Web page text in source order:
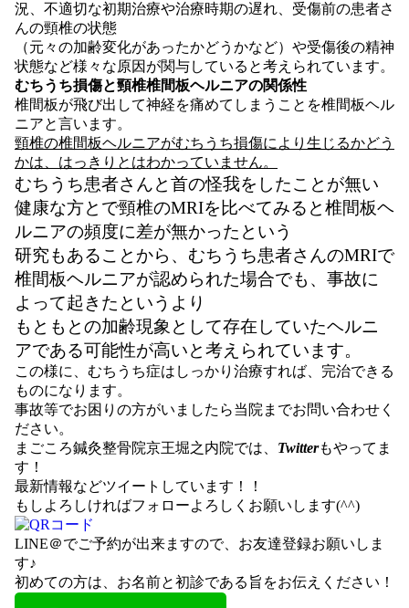
況、不適切な初期治療や治療時期の遅れ、受傷前の患者さ
んの頸椎の状態
（元々の加齢変化があったかどうかなど）や受傷後の精神
状態など様々な原因が関与していると考えられています。
むちうち損傷と頸椎椎間板ヘルニアの関係性
椎間板が飛び出して神経を痛めてしまうことを椎間板ヘル
ニアと言います。
頸椎の椎間板ヘルニアがむちうち損傷により生じるかどう
かは、はっきりとはわかっていません。
むちうち患者さんと首の怪我をしたことが無い
健康な方とで頸椎のMRIを比べてみると椎間板ヘ
ルニアの頻度に差が無かった という
研究もあることから、むちうち患者さんのMRIで
椎間板ヘルニアが認められた場合でも、事故に
よって起きたというより
もともとの加齢現象として存在していたヘルニ
アである可能性が高いと考えられています。
この様に、むちうち症はしっかり治療すれば、完治できる
ものになります。
事故等でお困りの方がいましたら当院までお問い合わせく
ださい。
まごころ鍼灸整骨院京王堀之内院では、 Twitterもやってま
す！
最新情報などツイートしています！！
もしよろしければフォローよろしくお願いします(^^)
LINE＠でご予約が出来ますので、お友達登録お願いしま
す♪
初めての方は、お名前と初診である旨をお伝えください！